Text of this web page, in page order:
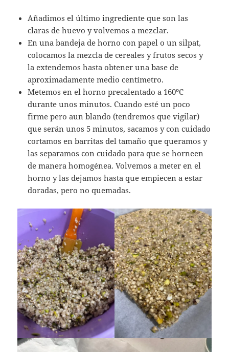
Añadimos el último ingrediente que son las
claras de huevo y volvemos a mezclar.
En una bandeja de horno con papel o un silpat,
colocamos la mezcla de cereales y frutos secos y
la extendemos hasta obtener una base de
aproximadamente medio centímetro.
Metemos en el horno precalentado a 160ºC
durante unos minutos. Cuando esté un poco
firme pero aun blando (tendremos que vigilar)
que serán unos 5 minutos, sacamos y con cuidado
cortamos en barritas del tamaño que queramos y
las separamos con cuidado para que se horneen
de manera homogénea. Volvemos a meter en el
horno y las dejamos hasta que empiecen a estar
doradas, pero no quemadas.